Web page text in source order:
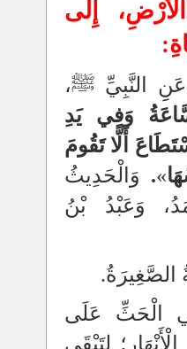
إِلَى
النَّبِيِّ ﷺ،
وَفِي يَدِ
أَلَّا تَقُومَ
»
. وَالْحَدِيثُ
وَعَبْدُ بْنُ
الصَّغِيرَةُ.
الْحَثِّ عَلَى
لِتَبْقَى